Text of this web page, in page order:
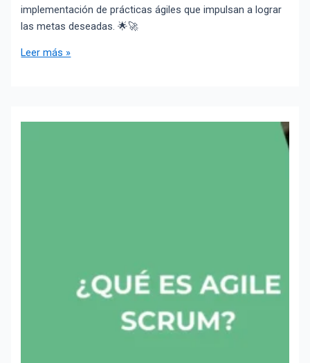
implementación de prácticas ágiles que impulsan a lograr
las metas deseadas. 🌟🚀
Leer más »